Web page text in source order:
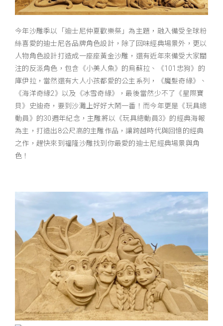
今年沙雕季以「迪士尼仲夏歡樂祭」為主題，融入備受全球粉
絲喜愛的迪士尼各品牌角色設計，除了回味經典場景外，更以
人物角色設計打造成一座座黃金沙雕，還有近年來備受大家關
注的反派角色，包含《小美人魚》的烏蘇拉、《101忠狗》的
庫伊拉，當然還有大人小孩都愛的公主系列，《魔髮奇緣》、
《海洋奇緣2》以及《冰雪奇緣》，最後當然少不了《星際寶
貝》史迪奇，要到沙灘上好好大鬧一番！而今年更是《玩具總
動員》的30週年紀念，主雕將以《玩具總動員3》的經典海報
為主，打造出8公尺高的主雕作品，讓跨越時代與回憶的經典
之作，趕快來到福隆沙雕找到你最愛的迪士尼經典場景與角
色！